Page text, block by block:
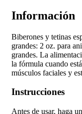
Información
Biberones y tetinas
grandes: 2 oz. para
grandes. La
la fórmula cuando
músculos faciales y
Instrucciones
Antes de usar, haga